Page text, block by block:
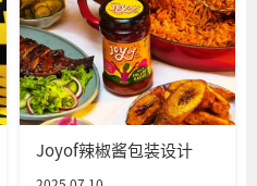
Joyof辣椒酱包装设计